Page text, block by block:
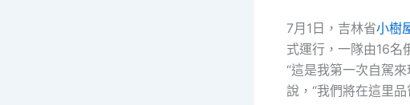
7月1日，吉林省小樹
式運行，一隊由16名
“這是我第一次自駕
說，“我們將在這里